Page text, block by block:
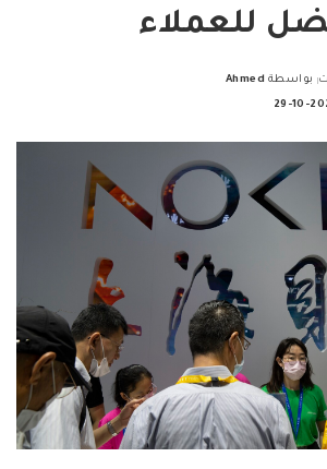
للعملاء
Posted
by
بواسطة Ahmed